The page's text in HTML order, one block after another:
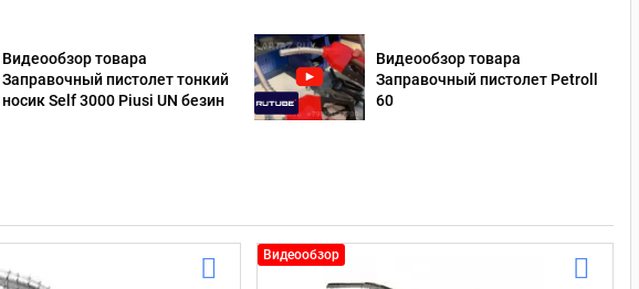
Видеообзор товара
Заправочный пистолет тонкий
носик Self 3000 Piusi UN безин
Видеообзор товара
Заправочный пистолет Petroll
60
Видеообзор